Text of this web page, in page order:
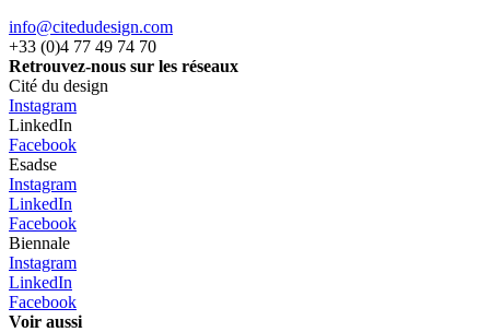
info@citedudesign.com
+33 (0)4 77 49 74 70
Retrouvez-nous sur les réseaux
Cité du design
Instagram
LinkedIn
Facebook
Esadse
Instagram
LinkedIn
Facebook
Biennale
Instagram
LinkedIn
Facebook
Voir aussi